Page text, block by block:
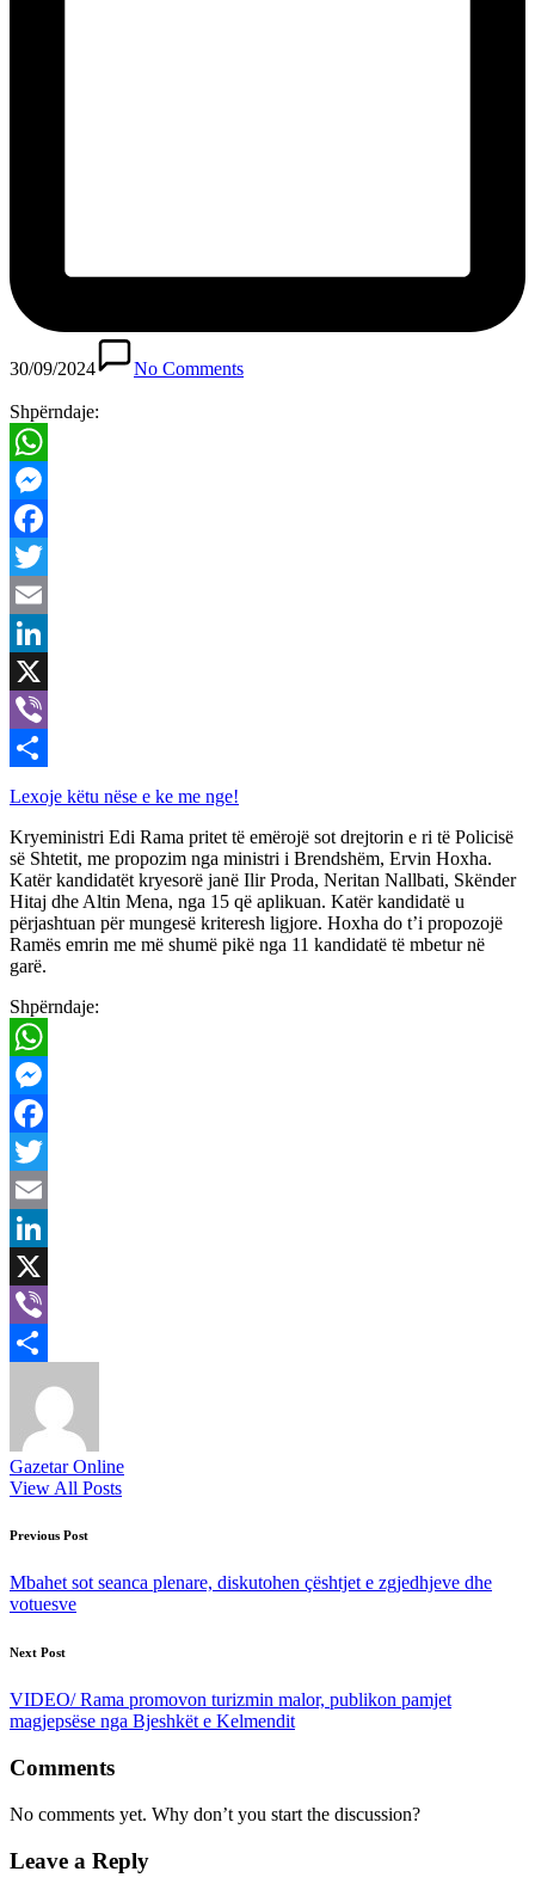
30/09/2024 No Comments
Shpërndaje:
WhatsApp
Messenger
Facebook
Twitter
Email
LinkedIn
X
Viber
Share
Lexoje këtu nëse e ke me nge!
Kryeministri Edi Rama pritet të emërojë sot drejtorin e ri të Policisë
së Shtetit, me propozim nga ministri i Brendshëm, Ervin Hoxha.
Katër kandidatët kryesorë janë Ilir Proda, Neritan Nallbati, Skënder
Hitaj dhe Altin Mena, nga 15 që aplikuan. Katër kandidatë u
përjashtuan për mungesë kriteresh ligjore. Hoxha do t’i propozojë
Ramës emrin me më shumë pikë nga 11 kandidatë të mbetur në
garë.
Shpërndaje:
WhatsApp
Messenger
Facebook
Twitter
Email
LinkedIn
X
Viber
Gazetar Online
View All Posts
Post
navigation
Previous Post
Mbahet sot seanca plenare, diskutohen çështjet e zgjedhjeve dhe
votuesve
Next Post
VIDEO/ Rama promovon turizmin malor, publikon pamjet
magjepsëse nga Bjeshkët e Kelmendit
Comments
No comments yet. Why don’t you start the discussion?
Leave a Reply